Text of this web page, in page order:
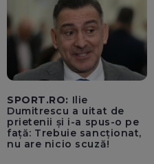
SPORT.RO: Ilie
Dumitrescu a uitat de
prietenii și i-a spus-o pe
față: Trebuie sancționat,
nu are nicio scuză!